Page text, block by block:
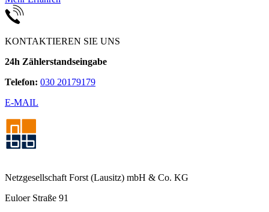
KONTAKTIEREN SIE UNS
24h Zählerstandseingabe
Telefon: 030 20179179
E-MAIL
Netzgesellschaft Forst (Lausitz) mbH & Co. KG
Euloer Straße 91